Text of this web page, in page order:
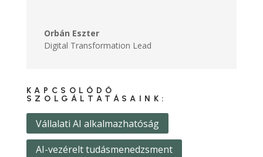
Orbán Eszter
Digital Transformation Lead
KAPCSOLÓDÓ
SZOLGÁLTATÁSAINK:
Vállalati AI alkalmazhatóság
AI-vezérelt tudásmenedzsment